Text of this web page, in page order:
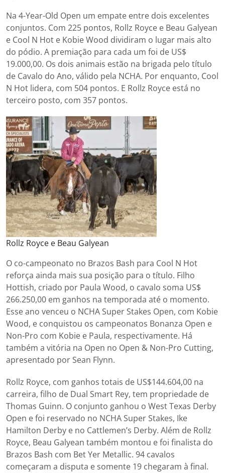
Na 4-Year-Old Open um empate entre dois excelentes
conjuntos. Com 225 pontos, Rollz Royce e Beau Galyean
e Cool N Hot e Kobie Wood dividiram o lugar mais alto
do pódio. A premiação para cada um foi de US$
19.000,00. Os dois animais estão na brigada pelo título
de Cavalo do Ano, válido pela NCHA. Por enquanto, Cool
N Hot lidera, com 504 pontos. E Rollz Royce está no
terceiro posto, com 357 pontos.
Rollz Royce e Beau Galyean
O co-campeonato no Brazos Bash para Cool N Hot
reforça ainda mais sua posição para o título. Filho
Hottish, criado por Paula Wood, o cavalo soma US$
266.250,00 em ganhos na temporada até o momento.
Esse ano venceu o NCHA Super Stakes Open, com Kobie
Wood, e conquistou os campeonatos Bonanza Open e
Non-Pro com Kobie e Paula, respectivamente. Há
também a vitória na Open no Open & Non-Pro Cutting,
apresentado por Sean Flynn.
Rollz Royce, com ganhos totais de US$144.604,00 na
carreira, filho de Dual Smart Rey, tem propriedade de
Thomas Guinn. O conjunto ganhou o West Texas Derby
Open e foi reservado no NCHA Super Stakes, Ike
Hamilton Derby e no Cattlemen’s Derby. Além de Rollz
Royce, Beau Galyean também montou e foi finalista do
Brazos Bash com Bet Yer Metallic. 94 cavalos
começaram a disputa e somente 19 chegaram à final.